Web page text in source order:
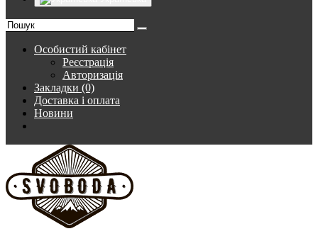
Особистий кабінет
Реєстрація
Авторизація
Закладки (0)
Доставка і оплата
Новини